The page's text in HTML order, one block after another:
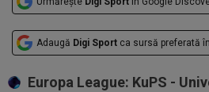
Adaugă Digi Sport ca sursă preferată
Europa League: KuPS -